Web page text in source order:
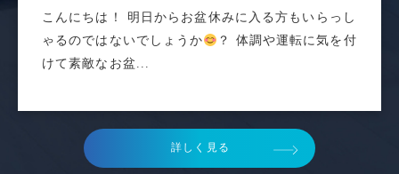
こんにちは！ 明日からお盆休みに入る方もいらっし
ゃるのではないでしょうか
？ 体調や運転に気を付
けて素敵なお盆...
詳しく見る